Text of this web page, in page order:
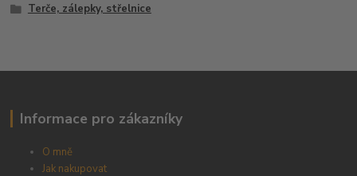
Terče, zálepky, střelnice
Informace pro zákazníky
O mně
Jak nakupovat